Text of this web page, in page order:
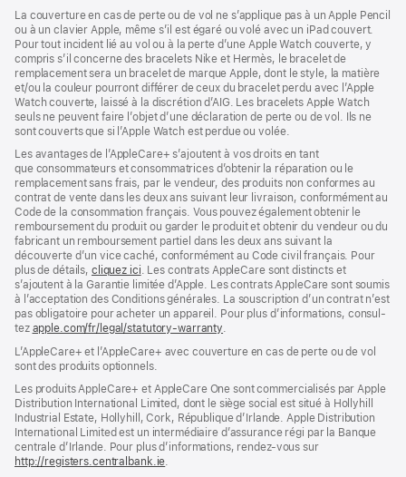
La couverture en cas de perte ou de vol ne s’applique pas à un Apple Pencil
ou à un clavier Apple, même s’il est égaré ou volé avec un iPad couvert.
Pour tout incident lié au vol ou à la perte d’une Apple Watch couverte, y
compris s’il concerne des bracelets Nike et Hermès, le bracelet de
remplacement sera un bracelet de marque Apple, dont le style, la matière
et/ou la couleur pourront différer de ceux du bracelet perdu avec l’Apple
Watch couverte, laissé à la discrétion d’AIG. Les bracelets Apple Watch
seuls ne peuvent faire l’objet d’une déclaration de perte ou de vol. Ils ne
sont couverts que si l’Apple Watch est perdue ou volée.
Les avan­tages de l’AppleCare+ s’ajoutent à vos droits en tant
que consommateurs et consommatrices d’obtenir la réparation ou le
rempla­cement sans frais, par le vendeur, des pro­duits non conformes au
contrat de vente dans les deux ans suivant leur livraison, conformément au
Code de la consom­mation français. Vous pouvez égale­ment obtenir le
rembour­sement du produit ou garder le produit et obtenir du vendeur ou du
fabricant un rembour­sement partiel dans les deux ans suivant la
découverte d’un vice caché, conformément au Code civil français. Pour
plus de détails, cliquez ici(s’ouvre
dans
une
nouvelle
fenêtre)
. Les contrats AppleCare sont distincts et
s’ajoutent à la Garantie limitée d’Apple. Les contrats AppleCare sont soumis
à l’acceptation des Conditions générales. La souscription d’un contrat n’est
pas obligatoire pour acheter un appa­reil. Pour plus d’infor­mations, consul­
tez apple.com/fr/legal/statutory-warranty(s’ouvre
une
fenêtre)
.
L’AppleCare+ et l’AppleCare+ avec couver­ture en cas de perte ou de vol
sont des pro­duits optionnels.
Les produits AppleCare+ et AppleCare One sont commercialisés par Apple
Distribution International Limited, dont le siège social est situé à Hollyhill
Industrial Estate, Hollyhill, Cork, République d’Irlande. Apple Distribution
International Limited est un intermédiaire d’assurance régi par la Banque
centrale d’Irlande. Pour plus d’informations, rendez-vous sur
http://registers.centralbank.ie(s’ouvre
.